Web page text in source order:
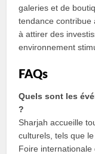
galeries et de
tendance contribue
à attirer des
environnement
FAQs
Quels sont les
?
Sharjah accueille
culturels, tels que
Foire